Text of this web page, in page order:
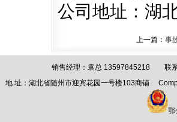
公司地址：湖
上一篇：事
销售经理：袁总 13597845218 联系
地 址：湖北省随州市迎宾花园一号楼103商铺
鄂